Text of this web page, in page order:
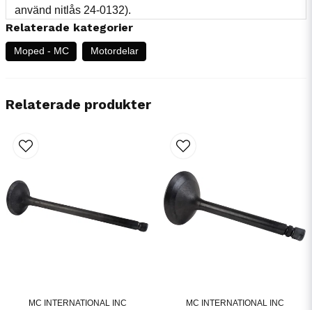
använd nitlås 24-0132).
Relaterade kategorier
Moped - MC Motordelar
Relaterade produkter
MC INTERNATIONAL INC MC INTERNATIONAL INC